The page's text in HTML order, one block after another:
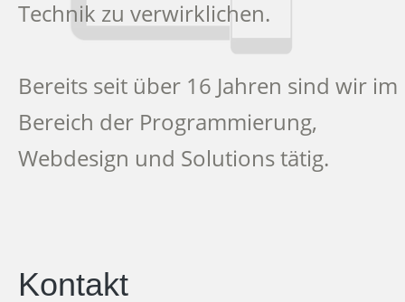
Technik zu verwirklichen.
Bereits seit über 16 Jahren sind wir im
Bereich der Programmierung,
Webdesign und Solutions tätig.
Kontakt